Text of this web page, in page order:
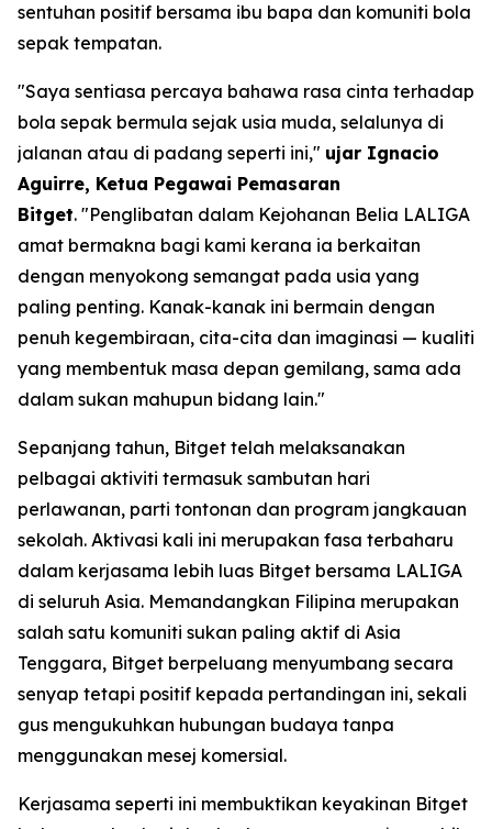
sentuhan positif bersama ibu bapa dan komuniti bola
sepak tempatan.
"Saya sentiasa percaya bahawa rasa cinta terhadap
bola sepak bermula sejak usia muda, selalunya di
jalanan atau di padang seperti ini," ujar Ignacio
Aguirre, Ketua Pegawai Pemasaran
Bitget. "Penglibatan dalam Kejohanan Belia LALIGA
amat bermakna bagi kami kerana ia berkaitan
dengan menyokong semangat pada usia yang
paling penting. Kanak-kanak ini bermain dengan
penuh kegembiraan, cita-cita dan imaginasi — kualiti
yang membentuk masa depan gemilang, sama ada
dalam sukan mahupun bidang lain."
Sepanjang tahun, Bitget telah melaksanakan
pelbagai aktiviti termasuk sambutan hari
perlawanan, parti tontonan dan program jangkauan
sekolah. Aktivasi kali ini merupakan fasa terbaharu
dalam kerjasama lebih luas Bitget bersama LALIGA
di seluruh Asia. Memandangkan Filipina merupakan
salah satu komuniti sukan paling aktif di Asia
Tenggara, Bitget berpeluang menyumbang secara
senyap tetapi positif kepada pertandingan ini, sekali
gus mengukuhkan hubungan budaya tanpa
menggunakan mesej komersial.
Kerjasama seperti ini membuktikan keyakinan Bitget